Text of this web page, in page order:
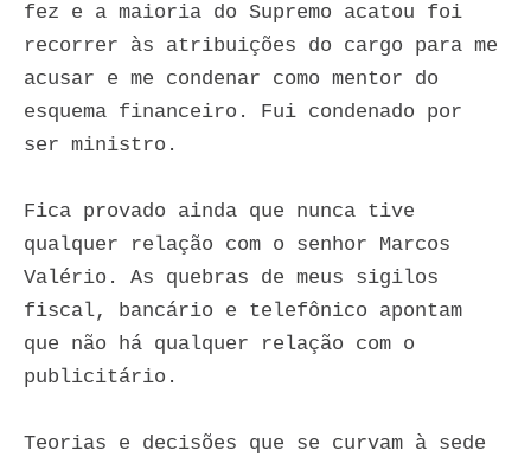
fez e a maioria do Supremo acatou foi
recorrer às atribuições do cargo para me
acusar e me condenar como mentor do
esquema financeiro. Fui condenado por
ser ministro.
Fica provado ainda que nunca tive
qualquer relação com o senhor Marcos
Valério. As quebras de meus sigilos
fiscal, bancário e telefônico apontam
que não há qualquer relação com o
publicitário.
Teorias e decisões que se curvam à sede